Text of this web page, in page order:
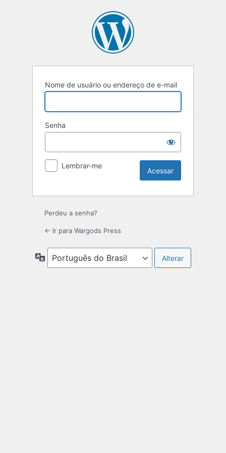
Nome de usuário ou endereço de e-mail
Senha
Lembrar-me
Perdeu a senha?
← Ir para Wargods Press
Idioma